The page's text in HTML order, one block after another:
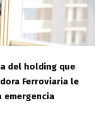
del holding que
Ferroviaria le
emergencia